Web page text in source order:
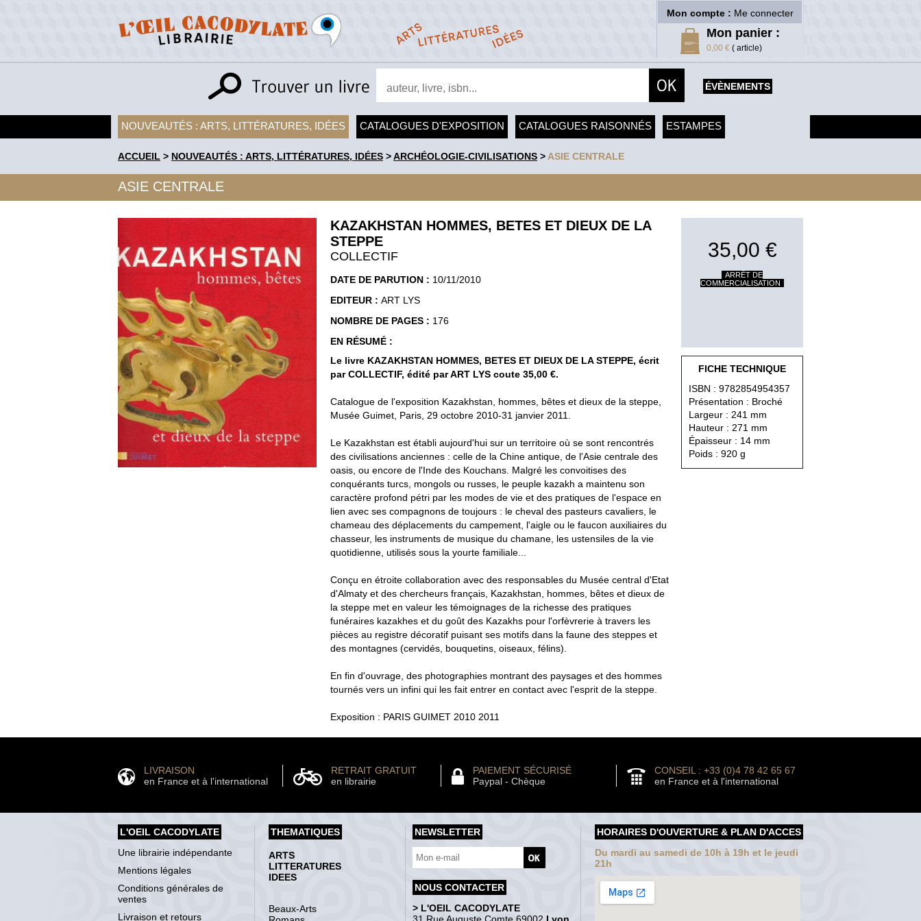
Mon compte : Me connecter
Mon panier :
0,00 € ( article)
ÉVÈNEMENTS
NOUVEAUTÉS : ARTS, LITTÉRATURES, IDÉES CATALOGUES D'EXPOSITION CATALOGUES RAISONNÉS ESTAMPES
ACCUEIL > NOUVEAUTÉS : ARTS, LITTÉRATURES, IDÉES >ARCHÉOLOGIE-CIVILISATIONS > ASIE CENTRALE
ASIE CENTRALE
KAZAKHSTAN HOMMES, BETES ET DIEUX DE LA
STEPPE
COLLECTIF
DATE DE PARUTION : 10/11/2010
EDITEUR : ART LYS
NOMBRE DE PAGES : 176
EN RÉSUMÉ :
Le livre KAZAKHSTAN HOMMES, BETES ET DIEUX DE LA STEPPE, écrit
par COLLECTIF, édité par ART LYS coute 35,00 €.
Catalogue de l'exposition Kazakhstan, hommes, bêtes et dieux de la steppe,
Musée Guimet, Paris, 29 octobre 2010-31 janvier 2011.
Le Kazakhstan est établi aujourd'hui sur un territoire où se sont rencontrés
des civilisations anciennes : celle de la Chine antique, de l'Asie centrale des
oasis, ou encore de l'Inde des Kouchans. Malgré les convoitises des
conquérants turcs, mongols ou russes, le peuple kazakh a maintenu son
caractère profond pétri par les modes de vie et des pratiques de l'espace en
lien avec ses compagnons de toujours : le cheval des pasteurs cavaliers, le
chameau des déplacements du campement, l'aigle ou le faucon auxiliaires du
chasseur, les instruments de musique du chamane, les ustensiles de la vie
quotidienne, utilisés sous la yourte familiale...
Conçu en étroite collaboration avec des responsables du Musée central d'Etat
d'Almaty et des chercheurs français, Kazakhstan, hommes, bêtes et dieux de
la steppe met en valeur les témoignages de la richesse des pratiques
funéraires kazakhes et du goût des Kazakhs pour l'orfèvrerie à travers les
pièces au registre décoratif puisant ses motifs dans la faune des steppes et
des montagnes (cervidés, bouquetins, oiseaux, félins).
En fin d'ouvrage, des photographies montrant des paysages et des hommes
tournés vers un infini qui les fait entrer en contact avec l'esprit de la steppe.
Exposition : PARIS GUIMET 2010 2011
35,00 €
ARRÊT DE
COMMERCIALISATION
FICHE TECHNIQUE
ISBN : 9782854954357
Présentation : Broché
Largeur : 241 mm
Hauteur : 271 mm
Épaisseur : 14 mm
Poids : 920 g
LIVRAISON
en France et à l'international
RETRAIT GRATUIT
en librairie
PAIEMENT SÉCURISÉ
Paypal - Chèque
CONSEIL : +33 (0)4 78 42 65 67
en France et à l'international
L'OEIL CACODYLATE
Une librairie indépendante
Mentions légales
Conditions générales de
ventes
Livraison et retours
THEMATIQUES
ARTS
LITTERATURES
IDEES
Beaux-Arts
NEWSLETTER
NOUS CONTACTER
> L'OEIL CACODYLATE
HORAIRES D'OUVERTURE & PLAN D'ACCES
Du mardi au samedi de 10h à 19h et le jeudi
21h